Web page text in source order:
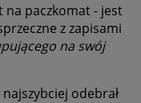
na paczkomat - jest
z zapisami
na swój
odebrał